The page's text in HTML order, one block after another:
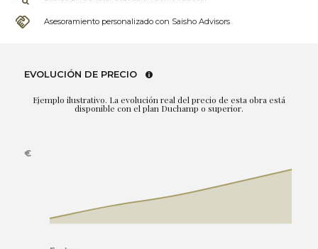
Asesoramiento personalizado con Saisho Advisors
EVOLUCIÓN DE PRECIO
Ejemplo ilustrativo. La evolución real del precio de esta obra está
disponible con el plan Duchamp o superior.